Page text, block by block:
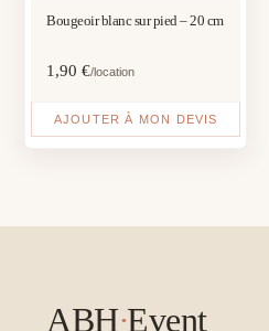
Bougeoir blanc sur pied – 20 cm
1,90€/location
AJOUTER À MON DEVIS
ABH·Event